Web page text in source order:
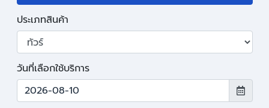
ประเภทสินค้า
วันที่เลือกใช้บริการ